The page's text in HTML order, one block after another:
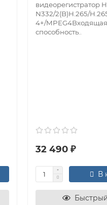
видеорегистратор
N332/2(B)H.265/
4+/
способность..
32 490 ₽
В